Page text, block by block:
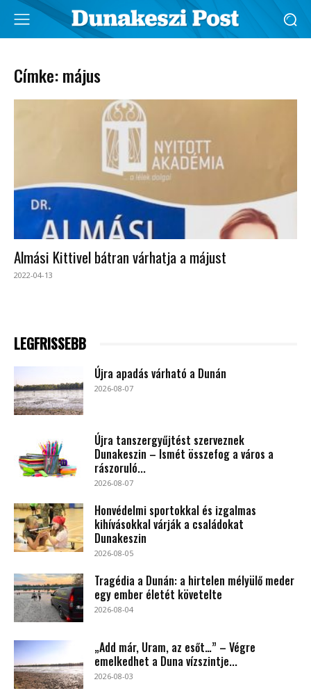
Címke: május
Almási Kittivel bátran várhatja a májust
2022-04-13
LEGFRISSEBB
Újra apadás várható a Dunán
2026-08-07
Újra tanszergyűjtést szerveznek
Dunakeszin – Ismét összefog a város a
rászoruló...
2026-08-07
Honvédelmi sportokkal és izgalmas
kihívásokkal várják a családokat
Dunakeszin
2026-08-05
Tragédia a Dunán: a hirtelen mélyülő meder
egy ember életét követelte
2026-08-04
„Add már, Uram, az esőt…” – Végre
emelkedhet a Duna vízszintje...
2026-08-03